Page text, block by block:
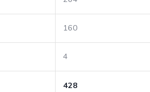
160
4
428